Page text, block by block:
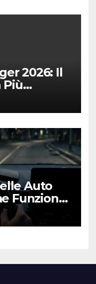
2026: Il
Più
Road
Auto
Funziona
al Meglio